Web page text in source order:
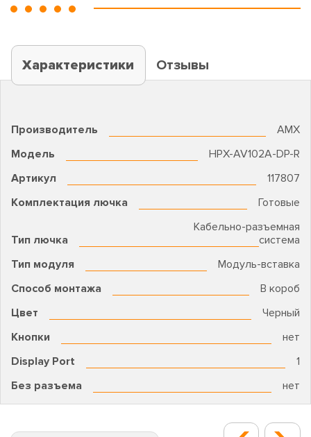
Характеристики Отзывы
Производитель
AMX
Модель
HPX-AV102A-DP-R
Артикул
117807
Комплектация лючка
Готовые
Тип лючка
Кабельно-разъемная
система
Тип модуля
Модуль-вставка
Способ монтажа
В короб
Цвет
Черный
Кнопки
нет
Display Port
1
Без разъема
нет